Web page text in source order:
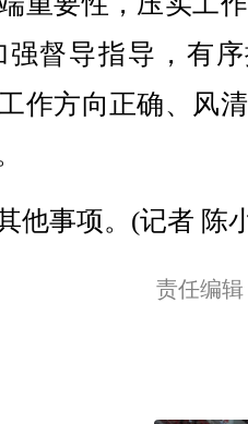
督导指导，有
作方向正确、风
事项。(记者 陈
责任编